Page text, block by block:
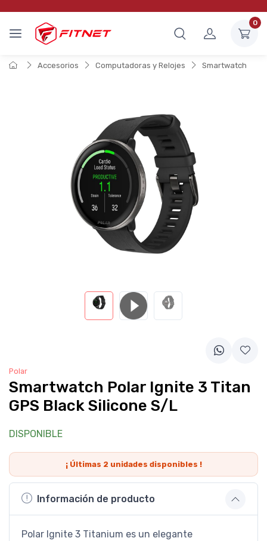
0
Accesorios Computadoras y Relojes Smartwatch
Polar
Smartwatch Polar Ignite 3 Titan
GPS Black Silicone S/L
DISPONIBLE
¡ Últimas 2 unidades disponibles !
Información de producto
Polar Ignite 3 Titanium es un elegante